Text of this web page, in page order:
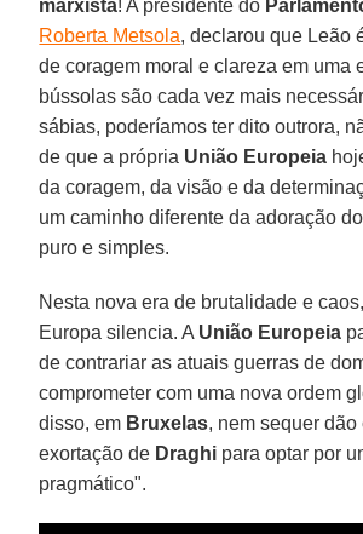
marxista! A presidente do
Roberta Metsola, declarou que Leão
de coragem moral e clareza em uma
bússolas são cada vez mais
sábias, poderíamos ter dito outrora,
de que a própria União Europeia
da coragem, da visão e da
um caminho diferente da adoração
puro e simples.
Nesta nova era de brutalidade e
Europa silencia. A União Europeia
de contrariar as atuais guerras de
comprometer com uma nova ordem
disso, em Bruxelas, nem sequer dão
exortação de Draghi para optar por
pragmático".